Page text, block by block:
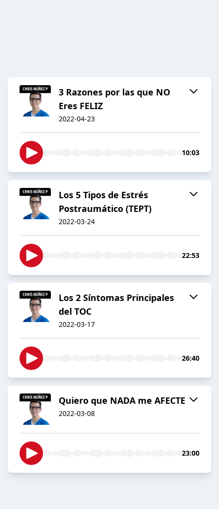
3 Razones por las que NO
Eres FELIZ
2022-04-23
10:03
Los 5 Tipos de Estrés
Postraumático (TEPT)
2022-03-24
22:53
Los 2 Síntomas Principales
del TOC
2022-03-17
26:40
Quiero que NADA me AFECTE
2022-03-08
23:00